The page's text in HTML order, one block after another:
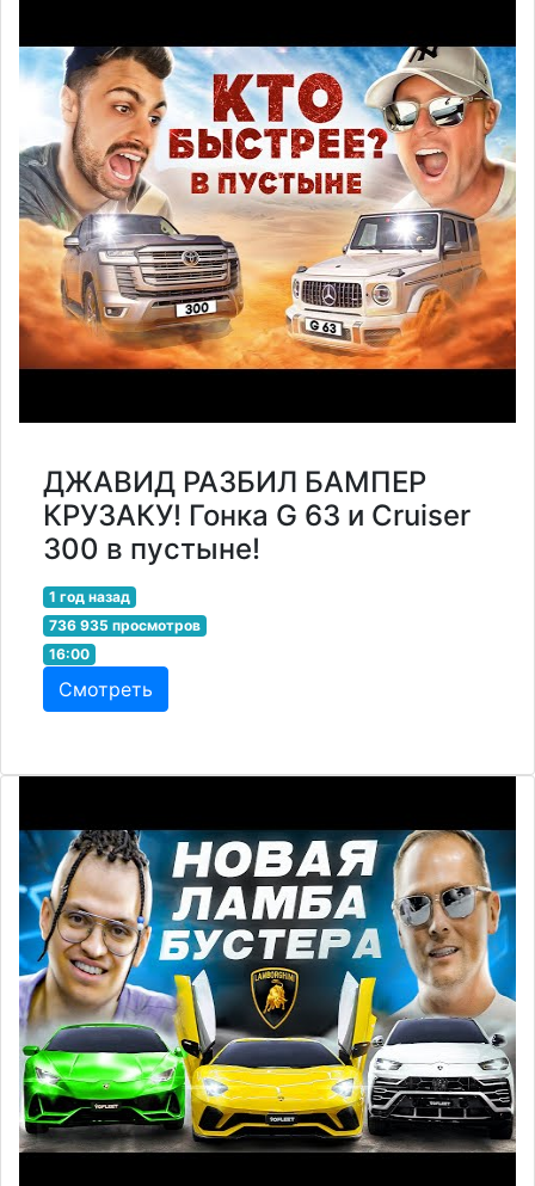
ДЖАВИД РАЗБИЛ БАМПЕР
КРУЗАКУ! Гонка G 63 и Cruiser
300 в пустыне!
1 год назад
736 935 просмотров
16:00
Смотреть